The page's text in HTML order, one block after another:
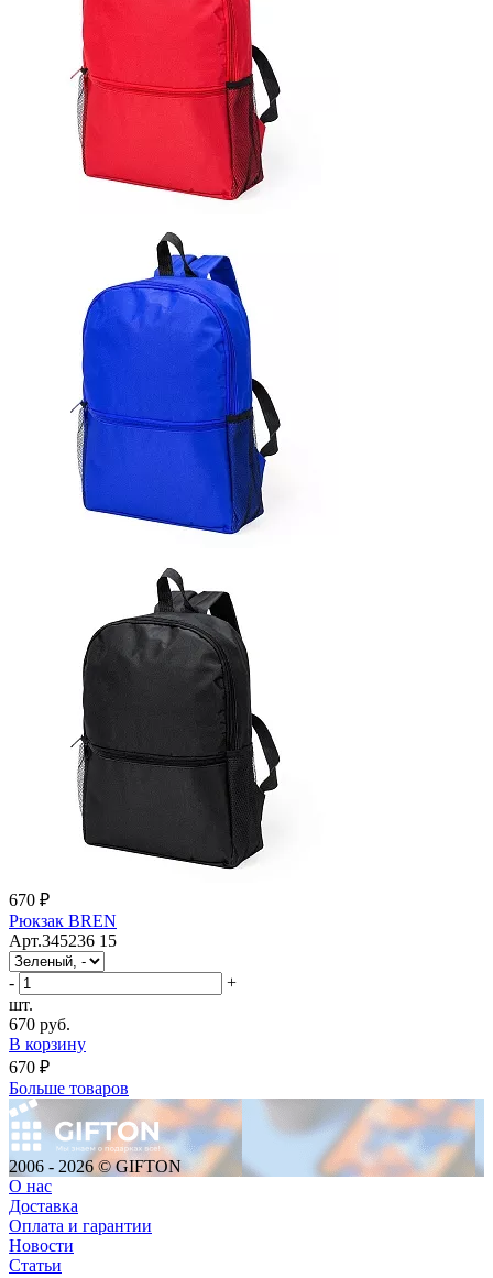
670 ₽
Рюкзак BREN
Арт.345236 15
-
+
шт.
670 руб.
В корзину
670 ₽
Больше товаров
2006 - 2026 © GIFTON
О нас
Доставка
Оплата и гарантии
Новости
Статьи